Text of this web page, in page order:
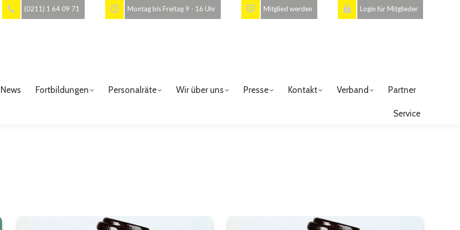
(0211) 1 64 09 71 Montag bis Freitag 9 - 16 Uhr Mitglied werden Login für Mitglieder
News Fortbildungen Personalräte Wir über uns Presse Kontakt Verband Partner
Service